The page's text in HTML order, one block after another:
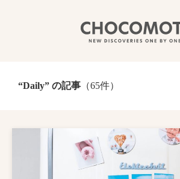
“Daily” の記事 （65件）